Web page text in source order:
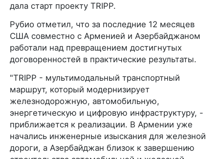
дала старт проекту TRIPP.
Рубио отметил, что за последние 12 месяцев
США совместно с Арменией и Азербайджаном
работали над превращением достигнутых
договоренностей в практические результаты.
"TRIPP - мультимодальный транспортный
маршрут, который модернизирует
железнодорожную, автомобильную,
энергетическую и цифровую инфраструктуру, -
приближается к реализации. В Армении уже
начались инженерные изыскания для железной
дороги, а Азербайджан близок к завершению